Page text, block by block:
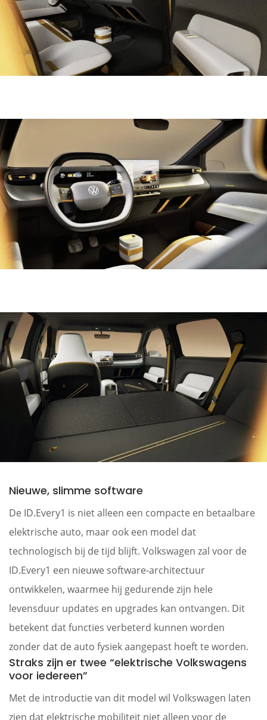
Nieuwe, slimme software
De ID.Every1 is niet alleen een compacte en betaalbare
elektrische auto, maar ook een model dat
technologisch bij de tijd blijft. Volkswagen zal voor de
ID.Every1 een nieuwe software-architectuur
ontwikkelen, waarmee hij gedurende zijn hele
levensduur updates en upgrades kan ontvangen. Dit
betekent dat functies verbeterd kunnen worden
zonder dat de auto fysiek aangepast hoeft te worden.
Straks zijn er twee “elektrische Volkswagens
voor iedereen”
Met de introductie van dit model wil Volkswagen laten
zien dat elektrische mobiliteit niet alleen voor de